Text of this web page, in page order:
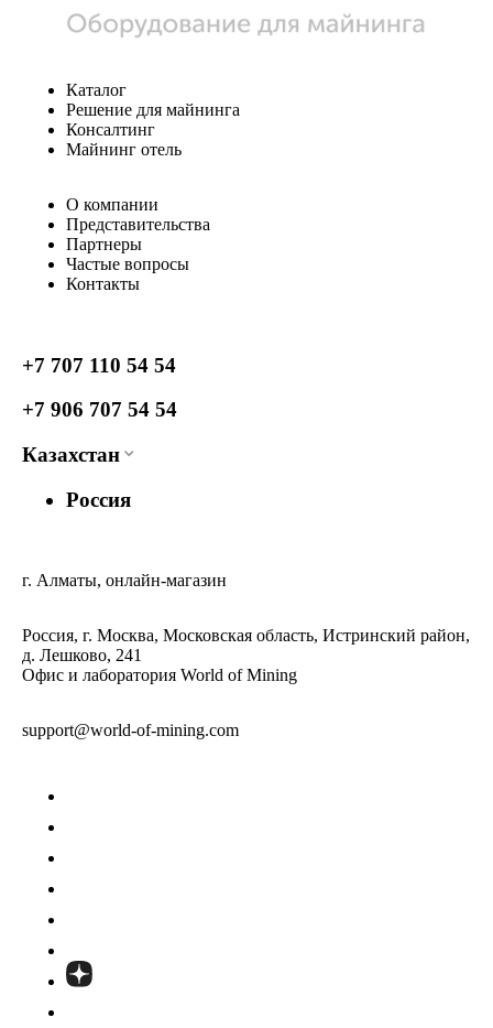
Каталог
Решение для майнинга
Консалтинг
Майнинг отель
О компании
Представительства
Партнеры
Частые вопросы
Контакты
+7 707 110 54 54
+7 906 707 54 54
Казахстан
Россия
г. Алматы, онлайн-магазин
Россия, г. Москва, Московская область, Истринский район,
д. Лешково, 241
Офис и лаборатория World of Mining
support@world-of-mining.com